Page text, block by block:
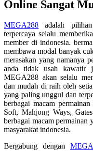
yang
Online Sangat
MEGA288 adalah
terpercaya selalu
member di indonesia.
membawa modal banyak
merasakan yang namanya
anda tidak usah kawatir
MEGA288 akan selalu
dan mudah di raih oleh
yang paling unggul dan
berbagai macam
Soft, Mahjong Ways,
berbagai macam permainan
masyarakat indonesia.
Bergabung dengan